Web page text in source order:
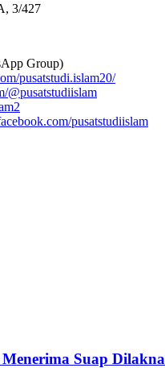
3/427
Group)
pusatstudi.islam20/
@pusatstudiislam
pusatstudiislam
Suap